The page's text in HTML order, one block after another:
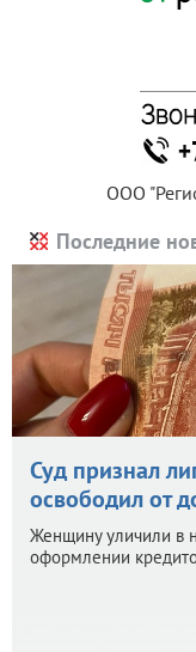
ООО
Последние
Суд признал
освободил от
Женщину уличили в
оформлении